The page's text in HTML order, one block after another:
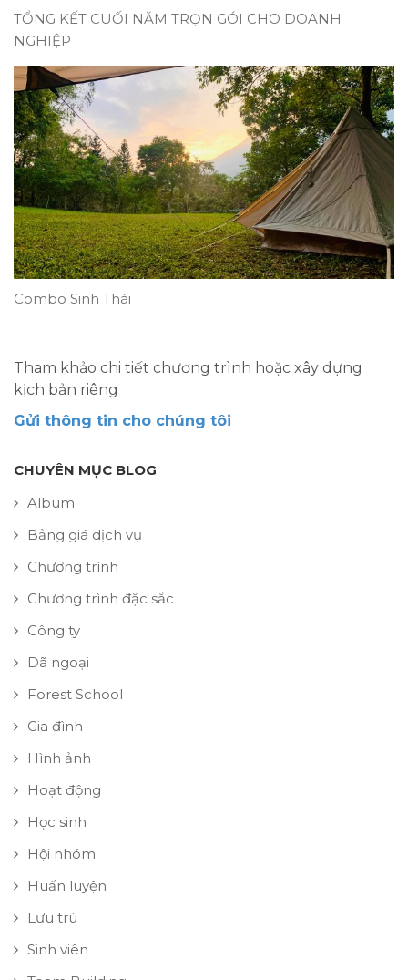
TỔNG KẾT CUỐI NĂM TRỌN GÓI CHO DOANH
NGHIỆP
Combo Sinh Thái
Tham khảo chi tiết chương trình hoặc xây dựng
kịch bản riêng
Gửi thông tin cho chúng tôi
CHUYÊN MỤC BLOG
Album
Bảng giá dịch vụ
Chương trình
Chương trình đặc sắc
Công ty
Dã ngoại
Forest School
Gia đình
Hình ảnh
Hoạt động
Học sinh
Hội nhóm
Huấn luyện
Lưu trú
Sinh viên